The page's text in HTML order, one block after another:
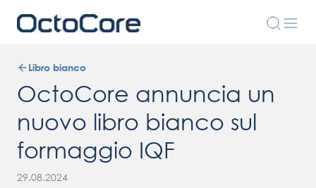
Libro bianco
OctoCore annuncia un
nuovo libro bianco sul
formaggio IQF
29.08.2024